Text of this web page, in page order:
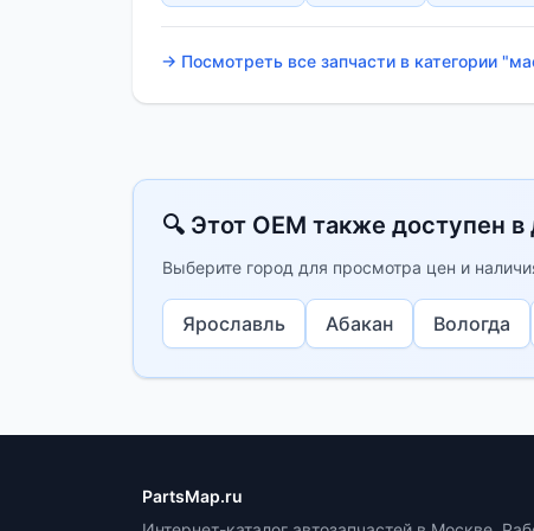
→ Посмотреть все запчасти в категории
🔍 Этот OEM также доступен в
Выберите город для просмотра цен и
Ярославль Абакан Вологда
PartsMap.ru